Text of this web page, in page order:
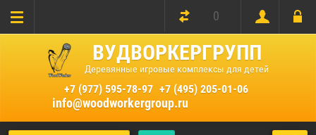
0
ВУДВОРКЕРГРУПП
Деревянные игровые комплексы для детей
+7 (977) 595-78-97 +7 (495) 205-01-06
info@woodworkergroup.ru